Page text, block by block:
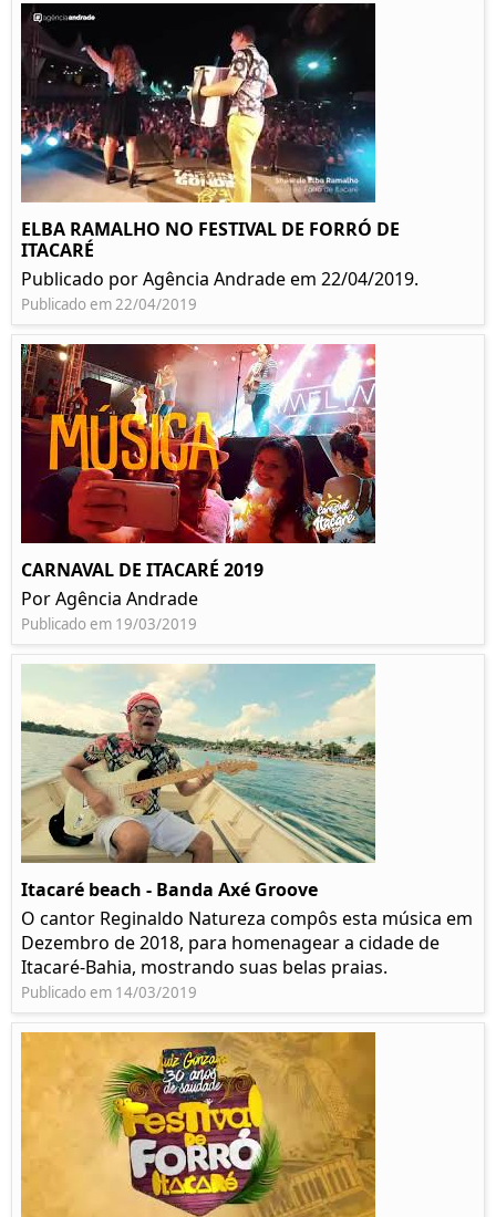
ELBA RAMALHO NO FESTIVAL DE FORRÓ DE
ITACARÉ
Publicado por Agência Andrade em 22/04/2019.
Publicado em 22/04/2019
CARNAVAL DE ITACARÉ 2019
Por Agência Andrade
Publicado em 19/03/2019
Itacaré beach - Banda Axé Groove
O cantor Reginaldo Natureza compôs esta música em
Dezembro de 2018, para homenagear a cidade de
Itacaré-Bahia, mostrando suas belas praias.
Publicado em 14/03/2019